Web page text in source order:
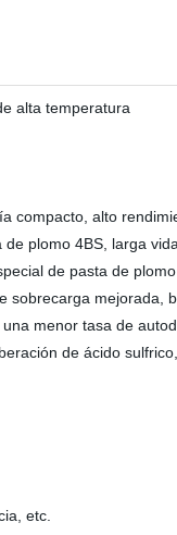
alta temperatura
compacto, alto
de plomo 4BS, larga
de pasta de
sobrecarga
menor tasa de
de ácido
etc.